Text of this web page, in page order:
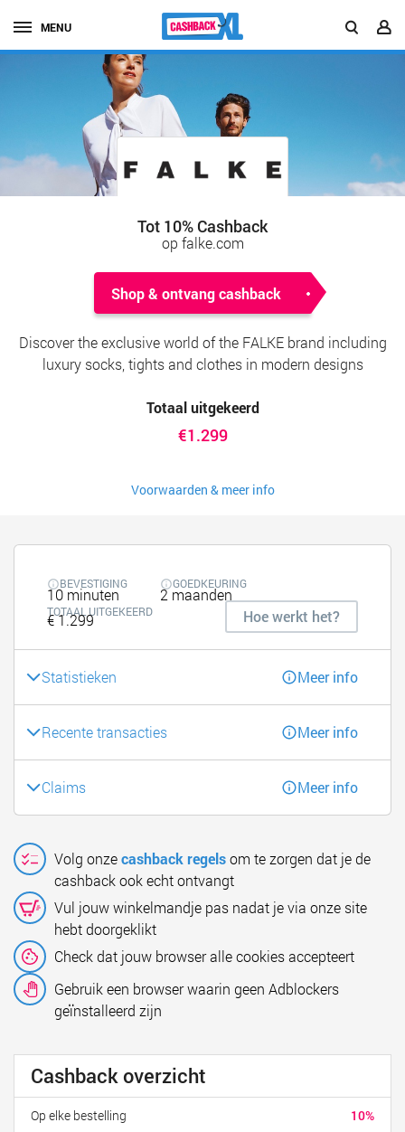
MENU
Tot 10% Cashback
op falke.com
Shop & ontvang cashback
Discover the exclusive world of the FALKE brand including
luxury socks, tights and clothes in modern designs
Totaal uitgekeerd
€1.299
Voorwaarden & meer info
BEVESTIGING
10 minuten
GOEDKEURING
2 maanden
TOTAAL UITGEKEERD
€ 1.299 Hoe werkt het?
Statistieken Meer info
Recente transacties Meer info
Claims Meer info
Volg onzecashback regelsom te zorgen dat je de
cashback ook echt ontvangt
Vul jouw winkelmandje pas nadat je via onze site
hebt doorgeklikt
Check dat jouw browser alle cookies accepteert
Gebruik een browser waarin geen Adblockers
geïnstalleerd zijn
Cashback overzicht
10%
Op elke bestelling